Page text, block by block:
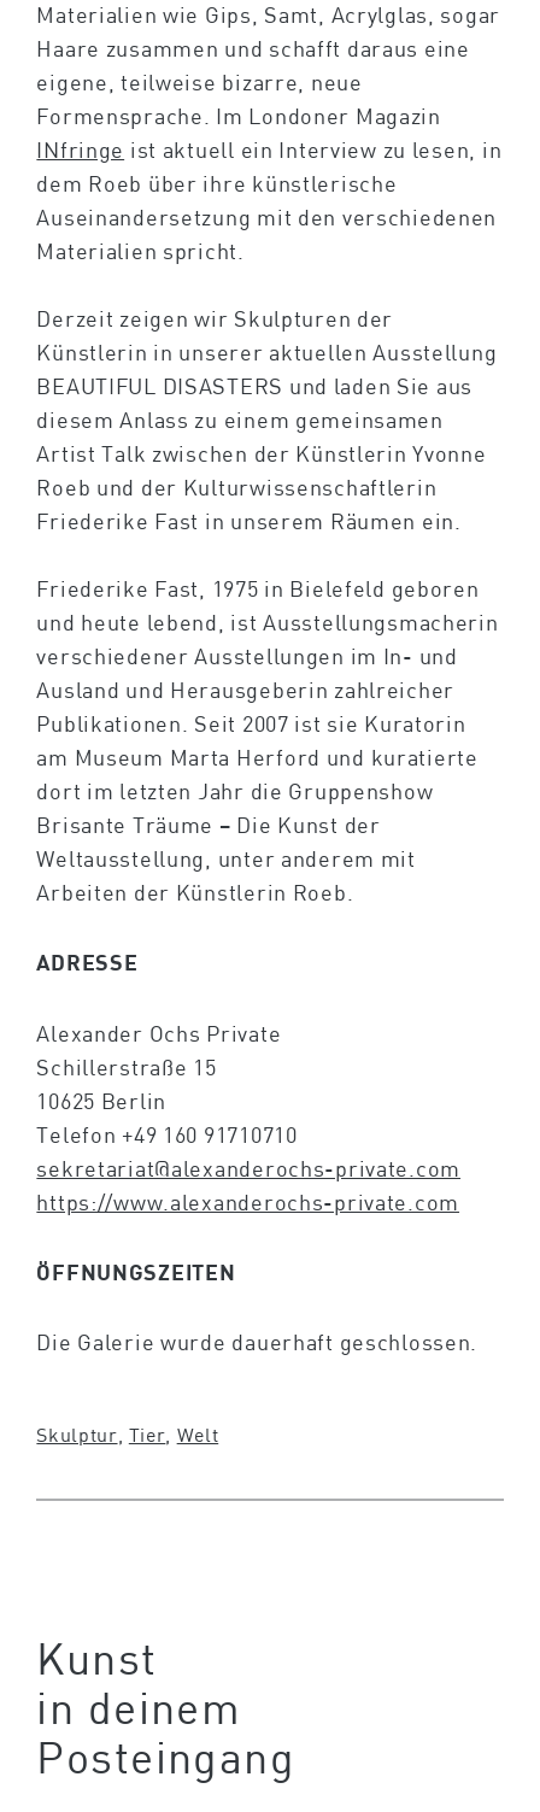
Materialien wie Gips, Samt, Acrylglas, sogar
Haare zusammen und schafft daraus eine
eigene, teilweise bizarre, neue
Formensprache. Im Londoner Magazin
INfringe ist aktuell ein Interview zu lesen, in
dem Roeb über ihre künstlerische
Auseinandersetzung mit den verschiedenen
Materialien spricht.
Derzeit zeigen wir Skulpturen der
Künstlerin in unserer aktuellen Ausstellung
BEAUTIFUL DISASTERS und laden Sie aus
diesem Anlass zu einem gemeinsamen
Artist Talk zwischen der Künstlerin Yvonne
Roeb und der Kulturwissenschaftlerin
Friederike Fast in unserem Räumen ein.
Friederike Fast, 1975 in Bielefeld geboren
und heute lebend, ist Ausstellungsmacherin
verschiedener Ausstellungen im In- und
Ausland und Herausgeberin zahlreicher
Publikationen. Seit 2007 ist sie Kuratorin
am Museum Marta Herford und kuratierte
dort im letzten Jahr die Gruppenshow
Brisante Träume – Die Kunst der
Weltausstellung, unter anderem mit
Arbeiten der Künstlerin Roeb.
ADRESSE
Alexander Ochs Private
Schillerstraße 15
10625 Berlin
Telefon +49 160 91710710
sekretariat@alexanderochs-private.com
https://www.alexanderochs-private.com
ÖFFNUNGSZEITEN
Die Galerie wurde dauerhaft geschlossen.
Skulptur Tier Welt
Kunst
in deinem
Posteingang